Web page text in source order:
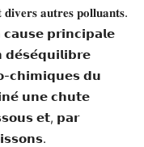
𝐚𝐮𝐭𝐫𝐞𝐬 𝐩𝐨𝐥𝐥𝐮𝐚𝐧𝐭𝐬.
𝗽𝗿𝗶𝗻𝗰𝗶𝗽𝗮𝗹𝗲
𝗱𝗲́𝘀𝗲́𝗾𝘂𝗶𝗹𝗶𝗯𝗿𝗲
𝗰𝗵𝗶𝗺𝗶𝗾𝘂𝗲𝘀 𝗱𝘂
𝘂𝗻𝗲 𝗰𝗵𝘂𝘁𝗲
𝗲𝘁, 𝗽𝗮𝗿